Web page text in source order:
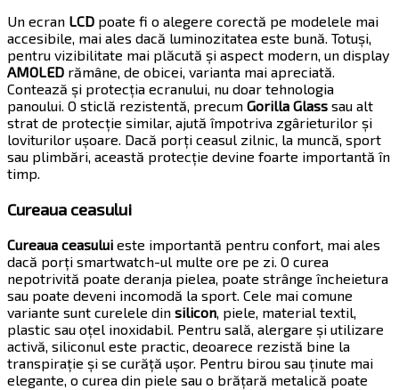
Un ecran LCD poate fi o alegere corectă pe modelele mai
accesibile, mai ales dacă luminozitatea este bună. Totuși,
pentru vizibilitate mai plăcută și aspect modern, un display
AMOLED rămâne, de obicei, varianta mai apreciată.
Contează și protecția ecranului, nu doar tehnologia
panoului. O sticlă rezistentă, precum Gorilla Glass sau alt
strat de protecție similar, ajută împotriva zgârieturilor și
loviturilor ușoare. Dacă porți ceasul zilnic, la muncă, sport
sau plimbări, această protecție devine foarte importantă în
timp.
Cureaua ceasului
Cureaua ceasului este importantă pentru confort, mai ales
dacă porți smartwatch-ul multe ore pe zi. O curea
nepotrivită poate deranja pielea, poate strânge încheietura
sau poate deveni incomodă la sport. Cele mai comune
variante sunt curelele din silicon , piele, material textil,
plastic sau oțel inoxidabil. Pentru sală, alergare și utilizare
activă, siliconul este practic, deoarece rezistă bine la
transpirație și se curăță ușor. Pentru birou sau ținute mai
elegante, o curea din piele sau o brățară metalică poate